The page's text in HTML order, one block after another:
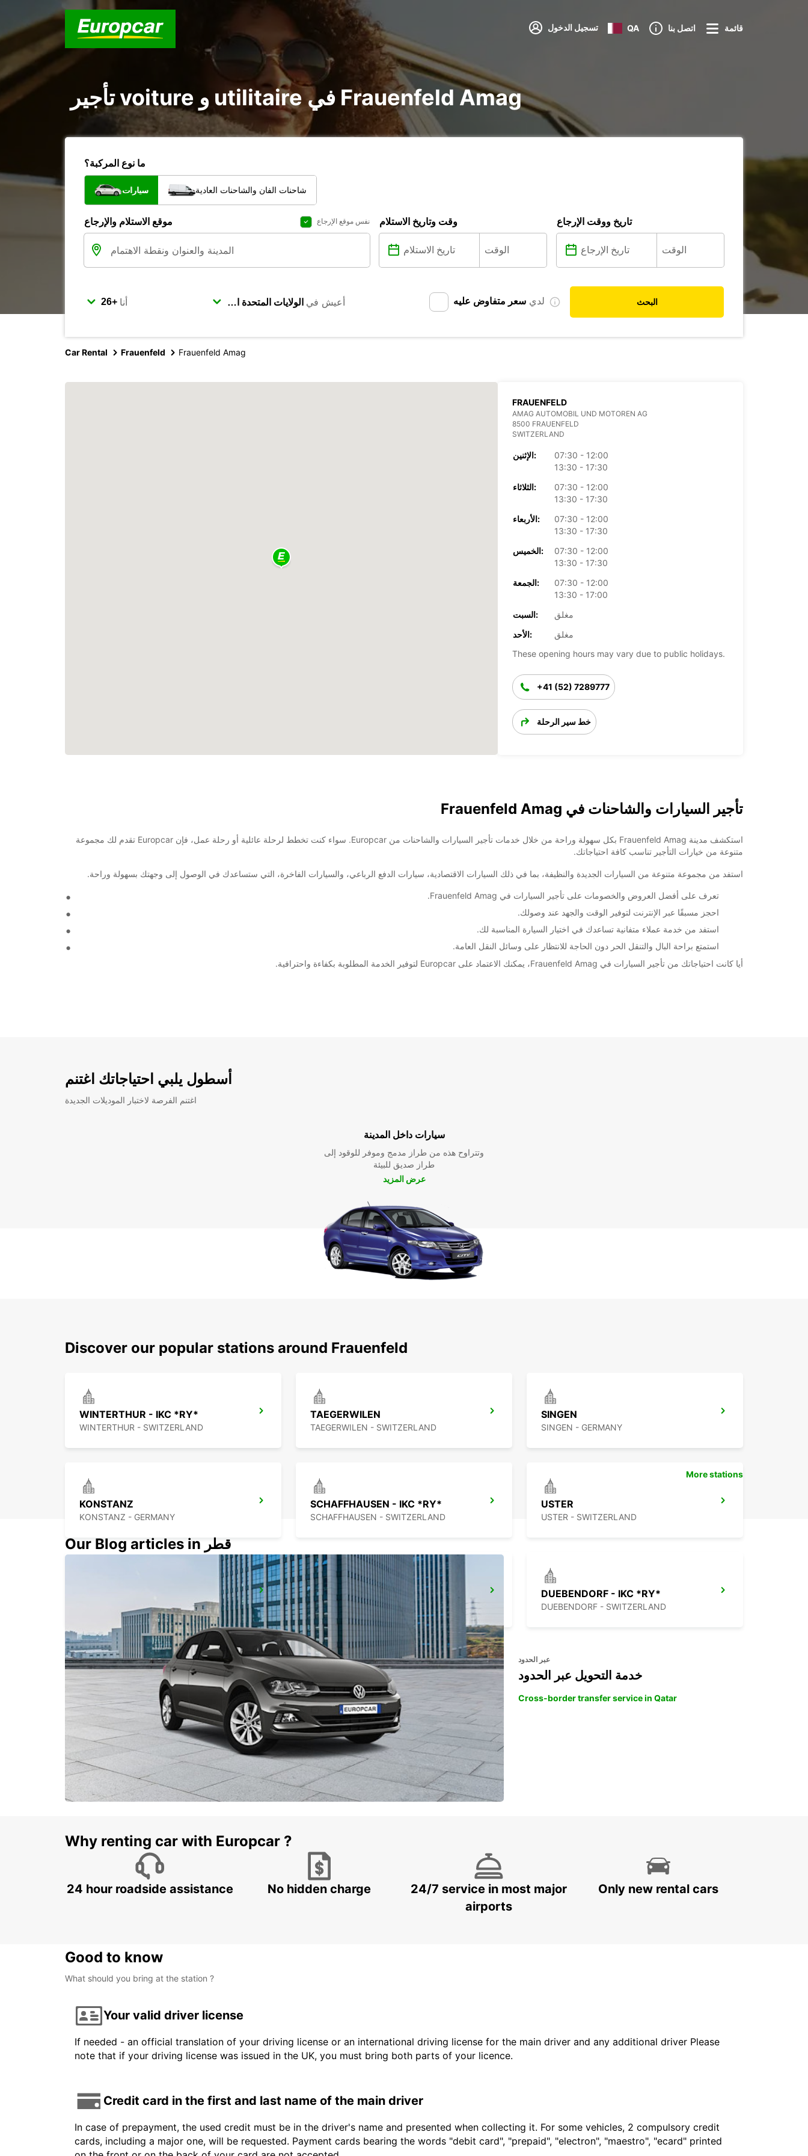
تسجيل الدخول QA اتصل بنا قائمة
تأجير voiture و utilitaire في Frauenfeld Amag
ما نوع المركبة؟
سيارات شاحنات الفان والشاحنات العادية
موقع الاستلام والإرجاع نفس موقع الإرجاع وقت وتاريخ الاستلام تاريخ ووقت الإرجاع
أنا أعيش في لدي سعر متفاوض عليه البحث
Car Rental Frauenfeld Frauenfeld Amag
FRAUENFELD
AMAG AUTOMOBIL UND MOTOREN AG
8500 FRAUENFELD
SWITZERLAND
الإثنين:
07:30 - 12:00
13:30 - 17:30
الثلاثاء:
07:30 - 12:00
13:30 - 17:30
الأربعاء:
07:30 - 12:00
13:30 - 17:30
الخميس:
07:30 - 12:00
13:30 - 17:30
الجمعة:
07:30 - 12:00
13:30 - 17:00
السبت:
مغلق
الأحد:
مغلق
These opening hours may vary due to public holidays.
+41 (52) 7289777
خط سير الرحلة
تأجير السيارات والشاحنات في Frauenfeld Amag
استكشف مدينة Frauenfeld Amag بكل سهولة وراحة من خلال خدمات تأجير السيارات والشاحنات من Europcar. سواء كنت تخطط لرحلة عائلية أو رحلة عمل، فإن Europcar تقدم لك مجموعة
متنوعة من خيارات التأجير تناسب كافة احتياجاتك.
استفد من مجموعة متنوعة من السيارات الجديدة والنظيفة، بما في ذلك السيارات الاقتصادية، سيارات الدفع الرباعي، والسيارات الفاخرة، التي ستساعدك في الوصول إلى وجهتك بسهولة وراحة.
تعرف على أفضل العروض والخصومات على تأجير السيارات في Frauenfeld Amag.
احجز مسبقًا عبر الإنترنت لتوفير الوقت والجهد عند وصولك.
استفد من خدمة عملاء متفانية تساعدك في اختيار السيارة المناسبة لك.
استمتع براحة البال والتنقل الحر دون الحاجة للانتظار على وسائل النقل العامة.
أيا كانت احتياجاتك من تأجير السيارات في Frauenfeld Amag، يمكنك الاعتماد على Europcar لتوفير الخدمة المطلوبة بكفاءة واحترافية.
أسطول يلبي احتياجاتك اغتنم
اغتنم الفرصة لاختبار الموديلات الجديدة
سيارات داخل المدينة
وتتراوح هذه من طراز مدمج وموفر للوقود إلى
طراز صديق للبيئة
عرض المزيد
Discover our popular stations around Frauenfeld
WINTERTHUR - IKC *RY*
WINTERTHUR - SWITZERLAND
TAEGERWILEN
TAEGERWILEN - SWITZERLAND
SINGEN
SINGEN - GERMANY
KONSTANZ
KONSTANZ - GERMANY
SCHAFFHAUSEN - IKC *RY*
SCHAFFHAUSEN - SWITZERLAND
USTER
USTER - SWITZERLAND
KLOTEN - SWITZERLAND
BACHENBUELACH
BACHENBUELACH - SWITZERLAND
DUEBENDORF - IKC *RY*
DUEBENDORF - SWITZERLAND
More stations
Our Blog articles in قطر
عبر الحدود
خدمة التحويل عبر الحدود
Cross-border transfer service in Qatar
Why renting car with Europcar ?
24 hour roadside assistance No hidden charge
24/7 service in most major
airports
Only new rental cars
Good to know
What should you bring at the station ?
Your valid driver license
If needed - an official translation of your driving license or an international driving license for the main driver and any additional driver Please
note that if your driving license was issued in the UK, you must bring both parts of your licence.
Credit card in the first and last name of the main driver
In case of prepayment, the used credit must be in the driver's name and presented when collecting it. For some vehicles, 2 compulsory credit
cards, including a major one, will be requested. Payment cards bearing the words "debit card", "prepaid", "electron", "maestro", "ecard" printed